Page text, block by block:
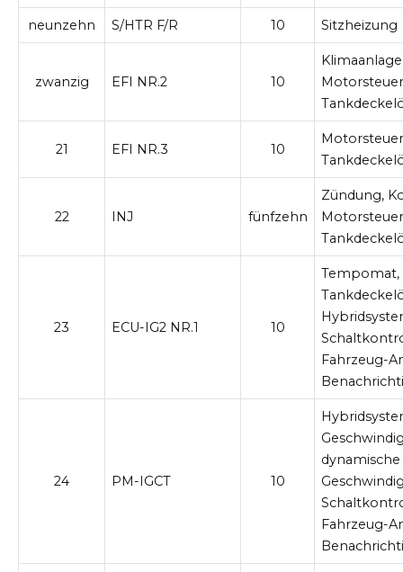
neunzehn S/HTR F/R 10 Sitzheizung
zwanzig EFI NR.2 10
21 EFI NR.3 10
22 INJ fünfzehn
Zündung,
23 ECU-IG2 NR.1 10
Fahrzeug-
24 PM-IGCT 10
dynamische
Fahrzeug-